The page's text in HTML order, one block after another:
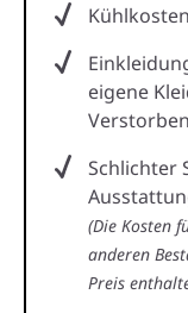
eigene
Schlichter
(Die Kosten
anderen
Preis